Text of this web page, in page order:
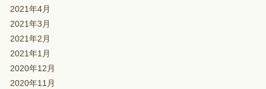
2021年4月
2021年3月
2021年2月
2021年1月
2020年12月
2020年11月